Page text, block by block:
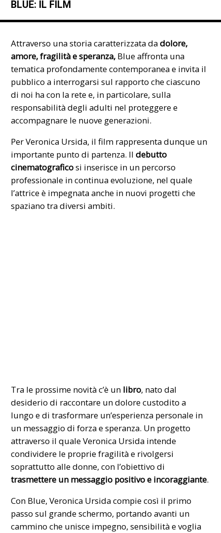
BLUE: IL FILM
Attraverso una storia caratterizzata dadolore,
amore, fragilità e speranza, Blue affronta una
tematica profondamente contemporanea e invita il
pubblico a interrogarsi sul rapporto che ciascuno
di noi ha con la rete e, in particolare, sulla
responsabilità degli adulti nel proteggere e
accompagnare le nuove generazioni.
Per Veronica Ursida, il film rappresenta dunque un
importante punto di partenza. Ildebutto
cinematograficosi inserisce in un percorso
professionale in continua evoluzione, nel quale
l’attrice è impegnata anche in nuovi progetti che
spaziano tra diversi ambiti.
Tra le prossime novità c’è un libro, nato dal
desiderio di raccontare un dolore custodito a
lungo e di trasformare un’esperienza personale in
un messaggio di forza e speranza. Un progetto
attraverso il quale Veronica Ursida intende
condividere le proprie fragilità e rivolgersi
soprattutto alle donne, con l’obiettivo di
trasmettere un messaggio positivo e incoraggiante.
Con Blue, Veronica Ursida compie così il primo
passo sul grande schermo, portando avanti un
cammino che unisce impegno, sensibilità e voglia